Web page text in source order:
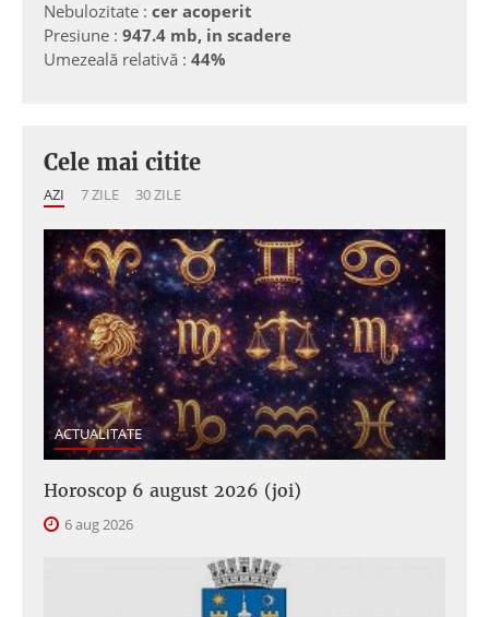
Nebulozitate : cer acoperit
Presiune : 947.4 mb, in scadere
Umezeală relativă : 44%
Cele mai citite
AZI 7 ZILE 30 ZILE
ACTUALITATE
Horoscop 6 august 2026 (joi)
6 aug 2026